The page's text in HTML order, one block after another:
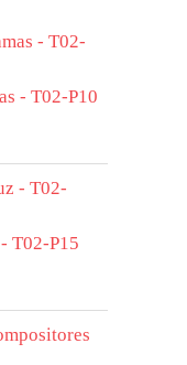
- T02-P10
T02-P15